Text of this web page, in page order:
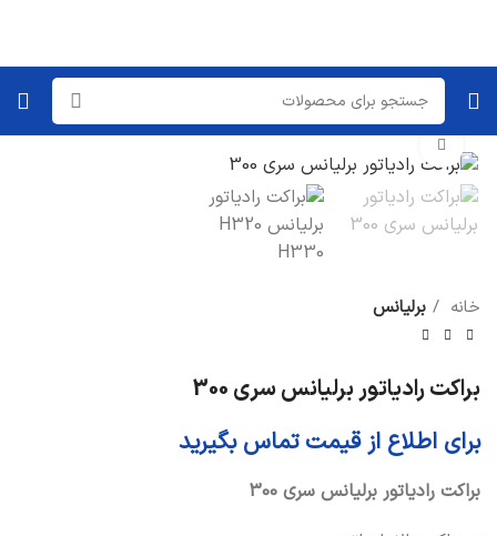
خانه برلیانس
براکت رادیاتور برلیانس سری 300
برای اطلاع از قیمت تماس بگیرید
براکت رادیاتور برلیانس سری 300